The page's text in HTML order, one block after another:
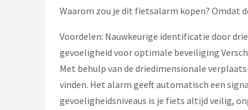
Shimano
Alle merken →
Waarom zou je dit fietsalarm kopen? Omdat
Voordelen: Nauwkeurige identificatie door
gevoeligheid voor optimale beveiliging
Met behulp van de driedimensionale
vinden. Het alarm geeft automatisch een
gevoeligheidsniveaus is je fiets altijd veilig,